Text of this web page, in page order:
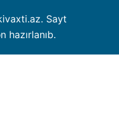
Sayt
hazırlanıb.